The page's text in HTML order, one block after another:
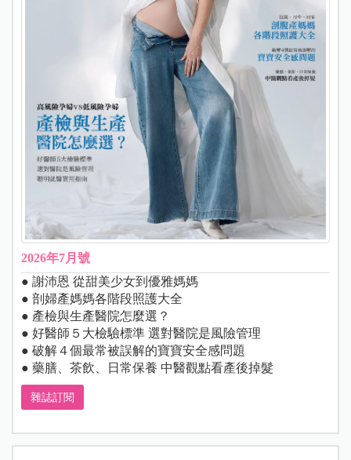
2026年7月號
● 謝沛恩 從甜美少女到優雅媽媽
● 剖婦產媽媽各階段照護大全
● 產檢與生產醫院怎麼選？
● 好醫師５大檢驗標準 選對醫院是風險管理
● 破解４個最常被誤解的寶寶安全感問題
● 藥膳、茶飲、日常保養 中醫觀點看產後掉髮
雜誌訂閱